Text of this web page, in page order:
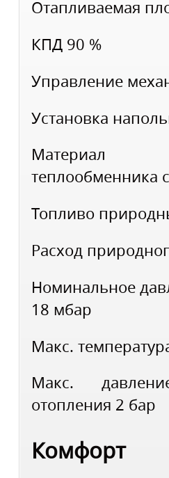
Отапливаемая
КПД 90 %
Управление
Установка
теплообменника
Топливо
Расход
Номинальное
18 мбар
Макс.
Макс.
отопления 2 бар
Комфорт